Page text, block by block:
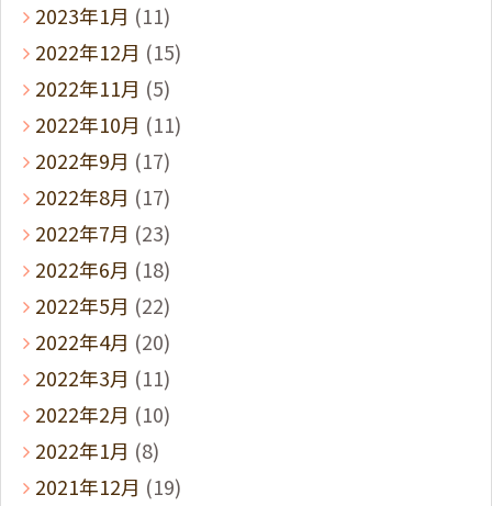
2023年1月 (11)
2022年12月 (15)
2022年11月 (5)
2022年10月 (11)
2022年9月 (17)
2022年8月 (17)
2022年7月 (23)
2022年6月 (18)
2022年5月 (22)
2022年4月 (20)
2022年3月 (11)
2022年2月 (10)
2022年1月 (8)
2021年12月 (19)